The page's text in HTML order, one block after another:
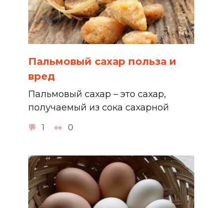
Пальмовый сахар польза и
вред
Пальмовый сахар – это сахар,
получаемый из сока сахарной
1 0